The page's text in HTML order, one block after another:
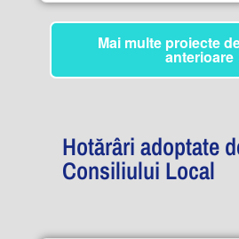
Mai multe proiecte
anterioare
Hotărâri adoptate
Consiliului Local